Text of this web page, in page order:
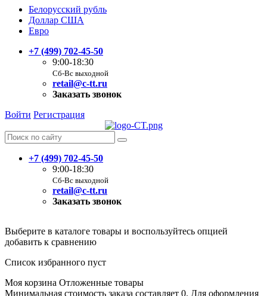
Белорусский рубль
Доллар США
Евро
+7 (499) 702-45-50
9:00-18:30
Сб-Вс выходной
retail@c-tt.ru
Заказать звонок
Войти Регистрация
+7 (499) 702-45-50
9:00-18:30
Сб-Вс выходной
retail@c-tt.ru
Заказать звонок
Выберите в каталоге товары и воспользуйтесь опцией
добавить к сравнению
Список избранного пуст
Моя корзина Отложенные товары
Минимальная стоимость заказа составляет 0. Для оформления